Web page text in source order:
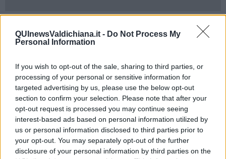
QUInewsValdichiana.it - Do Not Process My
Personal Information
If you wish to opt-out of the sale, sharing to third parties, or
processing of your personal or sensitive information for
targeted advertising by us, please use the below opt-out
section to confirm your selection. Please note that after your
opt-out request is processed you may continue seeing
interest-based ads based on personal information utilized by
us or personal information disclosed to third parties prior to
your opt-out. You may separately opt-out of the further
disclosure of your personal information by third parties on the
SINALUNGA —Il consiglio comunale ha approvato la variazione di
affidamentoin convenzione della farmacia comunale n. 4,
adesione alla stazione appaltante unica e approvazione del
regolamento comunale per la regolazione del commercio sulle aree
pubbliche.
In particolare l’assemblea elettiva, con il voto favorevole della
maggioranza, il voto contrario del M5S e l’astensione di FI,
deliberato una variazione di bilancio con la quale ha stanziato
200mila euro per la manutenzione straordinaria su tutto il territorio
comunale (pavimentazione, marciapiedi, illuminazione, mura) e